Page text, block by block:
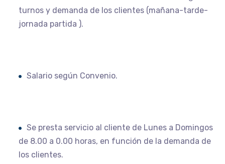
turnos y demanda de los clientes (mañana-tarde-
jornada partida ).
Salario según Convenio.
Se presta servicio al cliente de Lunes a Domingos
de 8.00 a 0.00 horas, en función de la demanda de
los clientes.